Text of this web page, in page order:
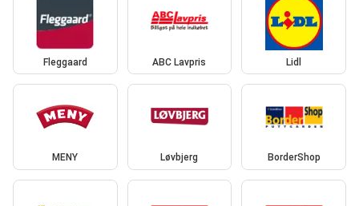
Fleggaard ABC Lavpris Lidl
MENY Løvbjerg BorderShop